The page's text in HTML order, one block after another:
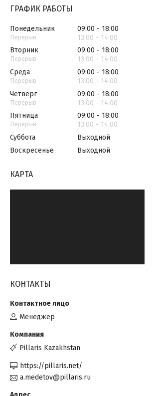
ГРАФИК РАБОТЫ
Понедельник 09:00
18:00
13:00
14:00
Вторник
09:00
18:00
13:00
14:00
Среда
09:00
18:00
13:00
14:00
Четверг
09:00
18:00
13:00
14:00
Пятница
09:00
18:00
13:00
14:00
Суббота
Выходной
Воскресенье
Выходной
КАРТА
КОНТАКТЫ
Менеджер
Pillaris Kazakhstan
https://pillaris.net/
a.medetov@pillaris.ru